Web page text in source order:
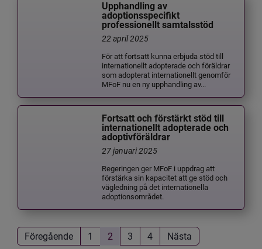
Upphandling av
adoptionsspecifikt
professionellt samtalsstöd
22 april 2025
För att fortsatt kunna erbjuda stöd till
internationellt adopterade och föräldrar
som adopterat internationellt genomför
MFoF nu en ny upphandling av...
Fortsatt och förstärkt stöd till
internationellt adopterade och
adoptivföräldrar
27 januari 2025
Regeringen ger MFoF i uppdrag att
förstärka sin kapacitet att ge stöd och
vägledning på det internationella
adoptionsområdet.
Föregående 1 2 3 4 Nästa